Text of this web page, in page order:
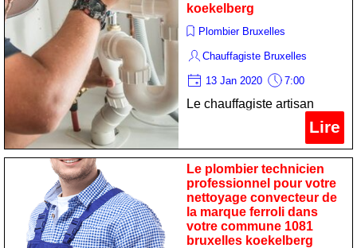
koekelberg
Plombier Bruxelles
Chauffagiste Bruxelles
13 Jan 2020 7:00
Le chauffagiste artisan
professionnel pour votre
entretien chaudiere de la
marque chaffoteaux et
maury dans votre commune
1081 bruxelles koekelberg
Lire
Le plombier technicien
professionnel pour votre
nettoyage convecteur de
la marque ferroli dans
votre commune 1081
bruxelles koekelberg